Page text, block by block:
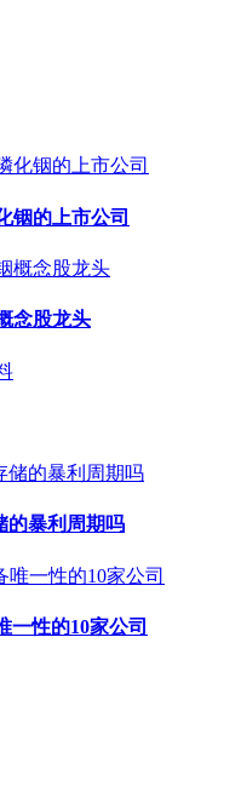
铟的上市公司
念股龙头
的暴利周期吗
一性的10家公司